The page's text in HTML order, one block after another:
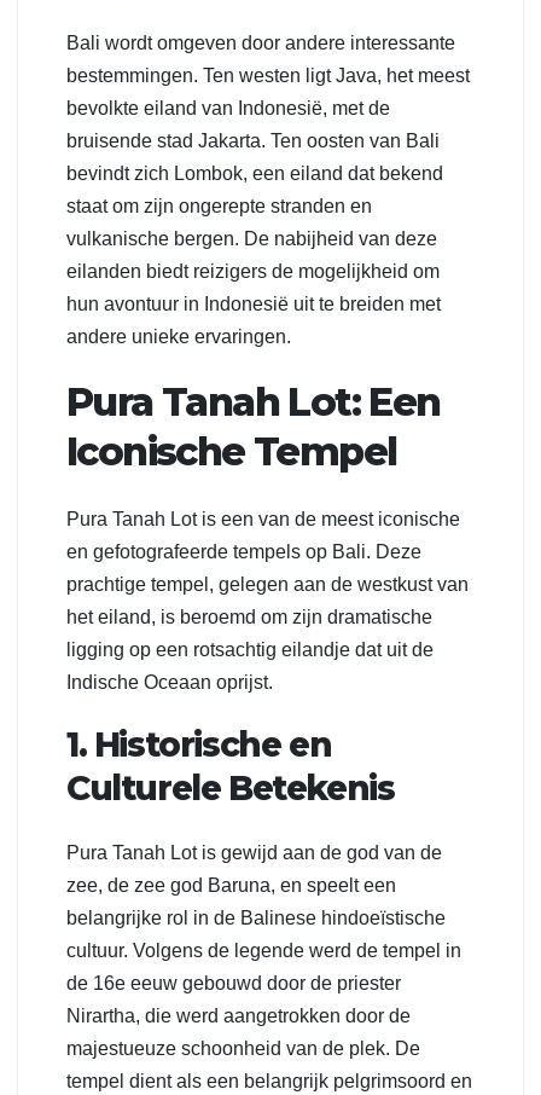
Bali wordt omgeven door andere interessante
bestemmingen. Ten westen ligt Java, het meest
bevolkte eiland van Indonesië, met de
bruisende stad Jakarta. Ten oosten van Bali
bevindt zich Lombok, een eiland dat bekend
staat om zijn ongerepte stranden en
vulkanische bergen. De nabijheid van deze
eilanden biedt reizigers de mogelijkheid om
hun avontuur in Indonesië uit te breiden met
andere unieke ervaringen.
Pura Tanah Lot: Een
Iconische Tempel
Pura Tanah Lot is een van de meest iconische
en gefotografeerde tempels op Bali. Deze
prachtige tempel, gelegen aan de westkust van
het eiland, is beroemd om zijn dramatische
ligging op een rotsachtig eilandje dat uit de
Indische Oceaan oprijst.
1. Historische en
Culturele Betekenis
Pura Tanah Lot is gewijd aan de god van de
zee, de zee god Baruna, en speelt een
belangrijke rol in de Balinese hindoeïstische
cultuur. Volgens de legende werd de tempel in
de 16e eeuw gebouwd door de priester
Nirartha, die werd aangetrokken door de
majestueuze schoonheid van de plek. De
tempel dient als een belangrijk pelgrimsoord en